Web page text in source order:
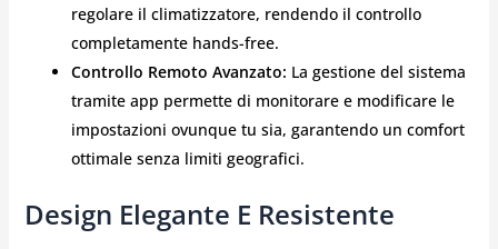
regolare il climatizzatore, rendendo il controllo
completamente hands-free.
Controllo Remoto Avanzato: La gestione del sistema
tramite app permette di monitorare e modificare le
impostazioni ovunque tu sia, garantendo un comfort
ottimale senza limiti geografici.
Design Elegante E Resistente